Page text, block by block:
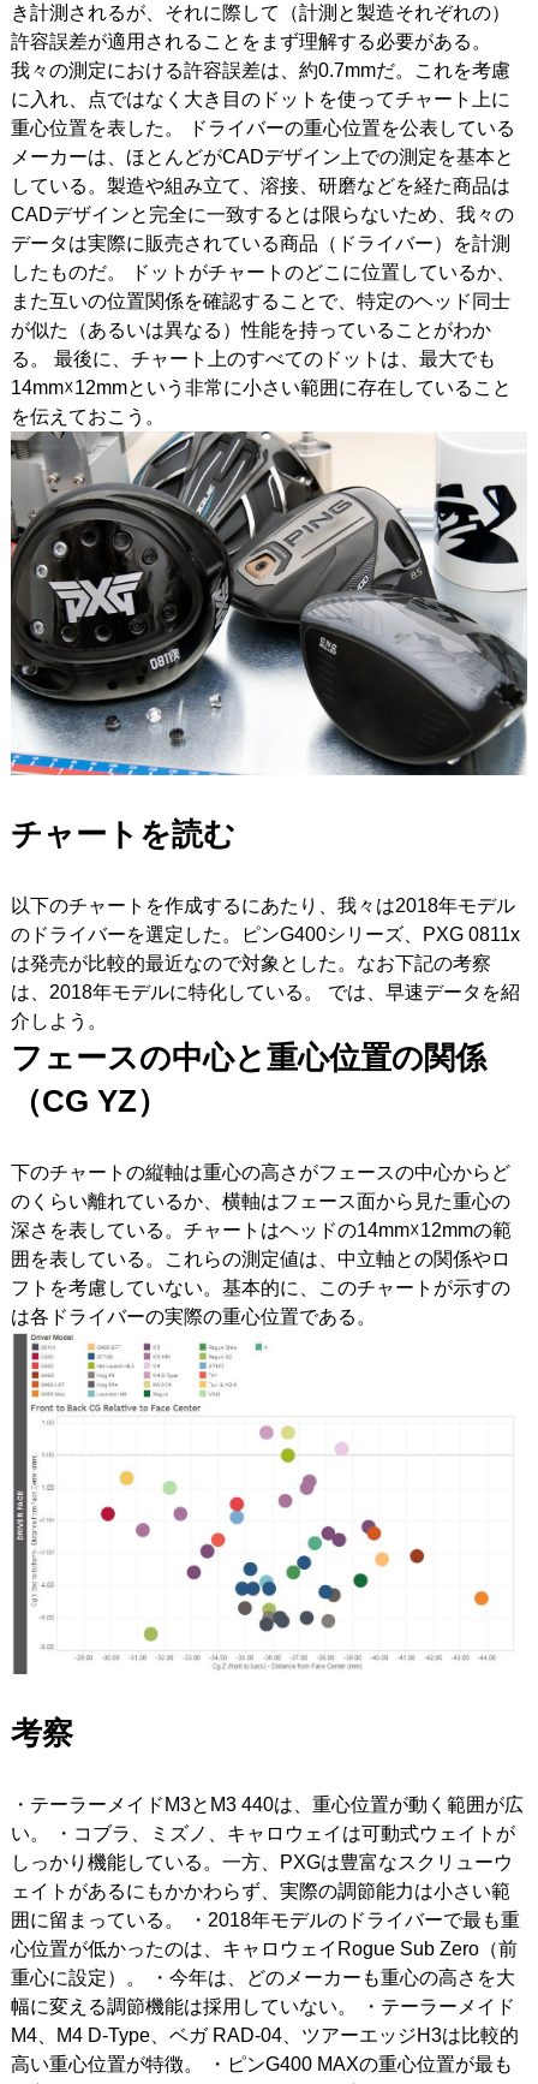
き計測されるが、それに際して（計測と製造それぞれの）
許容誤差が適用されることをまず理解する必要がある。
我々の測定における許容誤差は、約0.7mmだ。これを考慮
に入れ、点ではなく大き目のドットを使ってチャート上に
重心位置を表した。 ドライバーの重心位置を公表している
メーカーは、ほとんどがCADデザイン上での測定を基本と
している。製造や組み立て、溶接、研磨などを経た商品は
CADデザインと完全に一致するとは限らないため、我々の
データは実際に販売されている商品（ドライバー）を計測
したものだ。 ドットがチャートのどこに位置しているか、
また互いの位置関係を確認することで、特定のヘッド同士
が似た（あるいは異なる）性能を持っていることがわか
る。 最後に、チャート上のすべてのドットは、最大でも
14mm☓12mmという非常に小さい範囲に存在していること
を伝えておこう。
チャートを読む
以下のチャートを作成するにあたり、我々は2018年モデル
のドライバーを選定した。ピンG400シリーズ、PXG 0811x
は発売が比較的最近なので対象とした。なお下記の考察
は、2018年モデルに特化している。 では、早速データを紹
介しよう。
フェースの中心と重心位置の関係
（CG YZ）
下のチャートの縦軸は重心の高さがフェースの中心からど
のくらい離れているか、横軸はフェース面から見た重心の
深さを表している。チャートはヘッドの14mm☓12mmの範
囲を表している。これらの測定値は、中立軸との関係やロ
フトを考慮していない。基本的に、このチャートが示すの
は各ドライバーの実際の重心位置である。
考察
・テーラーメイドM3とM3 440は、重心位置が動く範囲が広
い。 ・コブラ、ミズノ、キャロウェイは可動式ウェイトが
しっかり機能している。一方、PXGは豊富なスクリューウ
ェイトがあるにもかかわらず、実際の調節能力は小さい範
囲に留まっている。 ・2018年モデルのドライバーで最も重
心位置が低かったのは、キャロウェイRogue Sub Zero（前
重心に設定）。 ・今年は、どのメーカーも重心の高さを大
幅に変える調節機能は採用していない。 ・テーラーメイド
M4、M4 D-Type、ベガ RAD-04、ツアーエッジH3は比較的
高い重心位置が特徴。 ・ピンG400 MAXの重心位置が最も